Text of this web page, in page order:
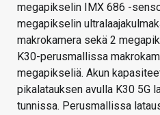
megapikselin IMX 686 -
megapikselin
makrokamera sekä 2
K30-perusmallissa
megapikseliä. Akun
pikalatauksen avulla K30 5G
tunnissa. Perusmallissa